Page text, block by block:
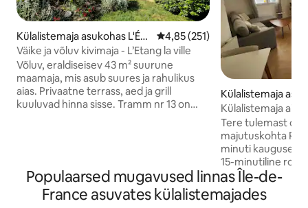
Külalistemaja asukohas L'Éta
ng-la-Ville
Keskmine hinnang 4,85/5, 251
4,85 (251)
Väike ja võluv kivimaja - L’Etang la ville
Võluv, eraldiseisev 43 m² suurune
maamaja, mis asub suures ja rahulikus
aias. Privaatne terrass, aed ja grill
kuuluvad hinna sisse. Tramm nr 13 on
raudteejaamast (10 minuti jalutuskäigu
kaugusel) väljuvad samuti otserongid
Pariisi (liin L). Lähedal rahvusvahelisele
Külalistemaja
rouville
Külalistemaja aias
Tere tulemast
majutuskohta
minuti kaugusel
15-minutiline
See uhiuus
pakub ruumi,
privaatne aed
Populaarsed mugavused linnas Île-de-
France asuvates külalistemajades